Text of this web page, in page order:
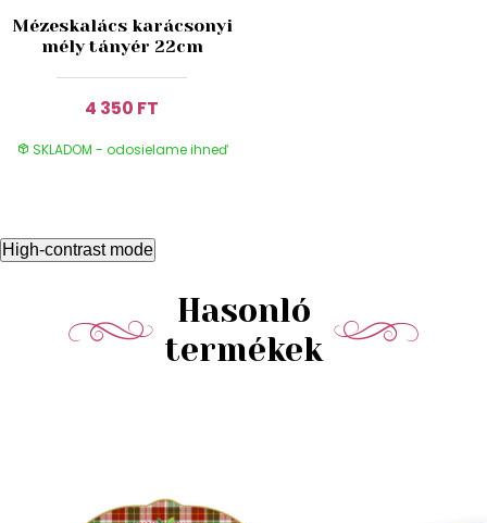
Mézeskalács karácsonyi
mély tányér 22cm
4 350 FT
SKLADOM - odosielame ihneď
High-contrast mode
Hasonló
termékek